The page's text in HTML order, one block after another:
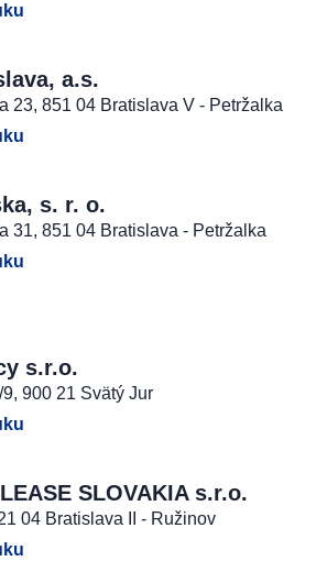
a.s.
23, 851 04 Bratislava V - Petržalka
s. r. o.
31, 851 04 Bratislava - Petržalka
s.r.o.
900 21 Svätý Jur
SLOVAKIA s.r.o.
04 Bratislava II - Ružinov